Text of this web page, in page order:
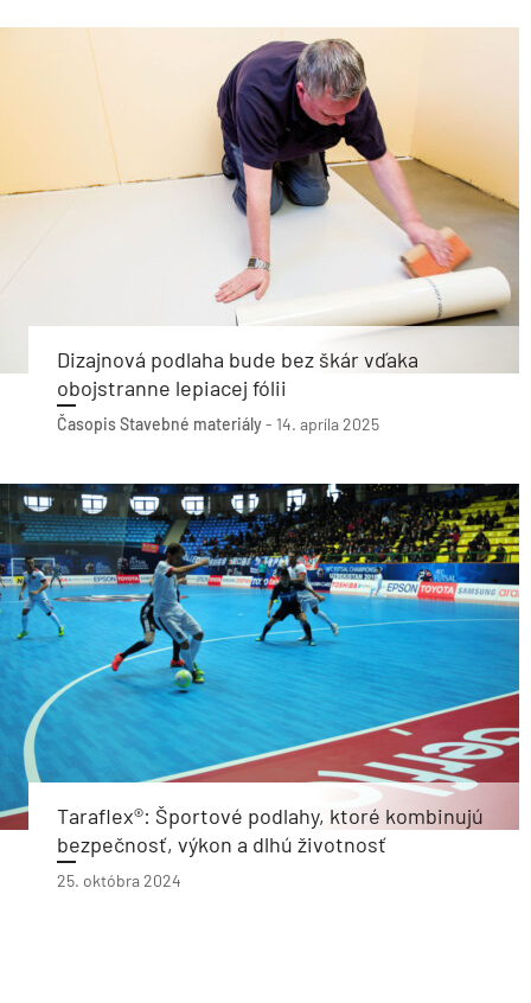
Dizajnová podlaha bude bez škár vďaka
obojstranne lepiacej fólii
Časopis Stavebné materiály- 14. apríla 2025
Taraflex®: Športové podlahy, ktoré kombinujú
bezpečnosť, výkon a dlhú životnosť
25. októbra 2024